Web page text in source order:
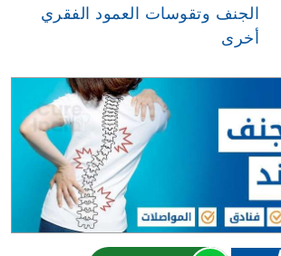
الجنف وتقوسات العمود الفقري
أخرى